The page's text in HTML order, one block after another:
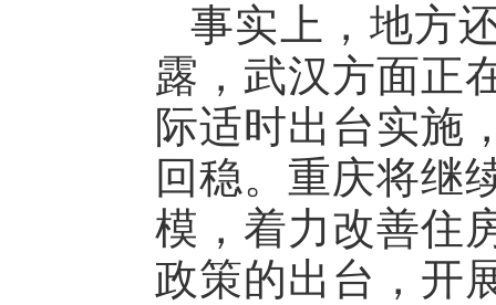
事实上，地方
露，武汉方面正
际适时出台实施
回稳。重庆将继
模，着力改善住
政策的出台，开